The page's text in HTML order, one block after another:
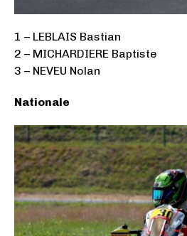
1 – LEBLAIS Bastian
2 – MICHARDIERE Baptiste
3 – NEVEU Nolan
Nationale